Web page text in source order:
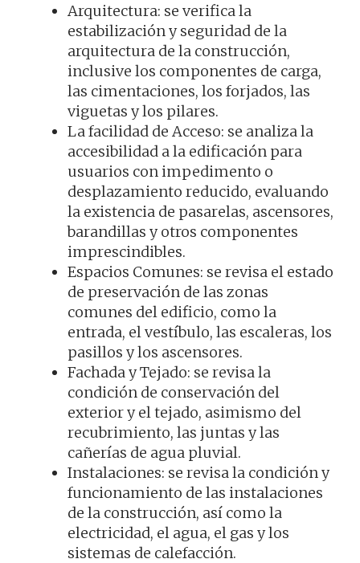
Arquitectura: se verifica la
estabilización y seguridad de la
arquitectura de la construcción,
inclusive los componentes de carga,
las cimentaciones, los forjados, las
viguetas y los pilares.
La facilidad de Acceso: se analiza la
accesibilidad a la edificación para
usuarios con impedimento o
desplazamiento reducido, evaluando
la existencia de pasarelas, ascensores,
barandillas y otros componentes
imprescindibles.
Espacios Comunes: se revisa el estado
de preservación de las zonas
comunes del edificio, como la
entrada, el vestíbulo, las escaleras, los
pasillos y los ascensores.
Fachada y Tejado: se revisa la
condición de conservación del
exterior y el tejado, asimismo del
recubrimiento, las juntas y las
cañerías de agua pluvial.
Instalaciones: se revisa la condición y
funcionamiento de las instalaciones
de la construcción, así como la
electricidad, el agua, el gas y los
sistemas de calefacción.